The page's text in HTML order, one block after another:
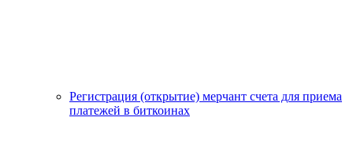
Регистрация (открытие) мерчант счета для приема
платежей в биткоинах